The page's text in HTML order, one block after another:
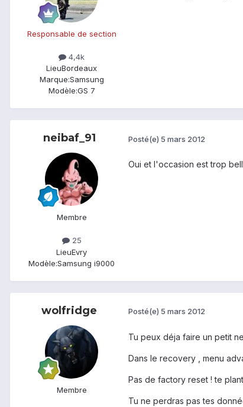
Responsable de section
4,4k
LieuBordeaux
Marque:Samsung
Modèle:GS 7
neibaf_91
Membre
25
LieuEvry
Modèle:Samsung i9000
Posté(e) 5 mars 2012
Oui et l'occasion est trop
wolfridge
Membre
Posté(e) 5 mars 2012
Tu peux déja faire un petit
Dans le recovery , menu
Pas de factory reset ! te
Tu ne perdras pas tes